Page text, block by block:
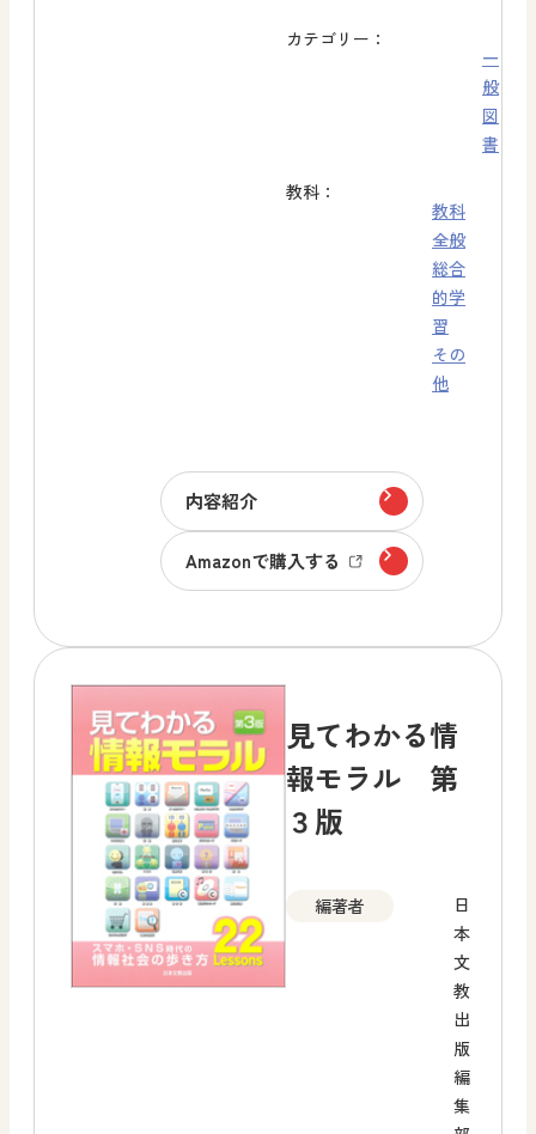
カテゴリー：
一
般
図
書
教科：
教科
全般
総合
的学
習
その
他
内容紹介
Amazonで購入する
見てわかる情
報モラル 第
３版
編著者
日
本
文
教
出
版
編
集